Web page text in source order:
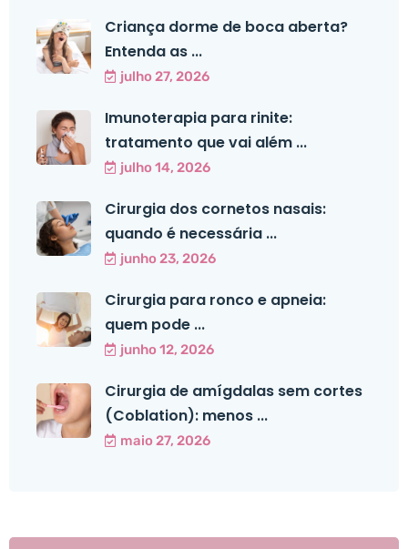
Criança dorme de boca aberta?
Entenda as ...
julho 27, 2026
Imunoterapia para rinite:
tratamento que vai além ...
julho 14, 2026
Cirurgia dos cornetos nasais:
quando é necessária ...
junho 23, 2026
Cirurgia para ronco e apneia:
quem pode ...
junho 12, 2026
Cirurgia de amígdalas sem cortes
(Coblation): menos ...
maio 27, 2026